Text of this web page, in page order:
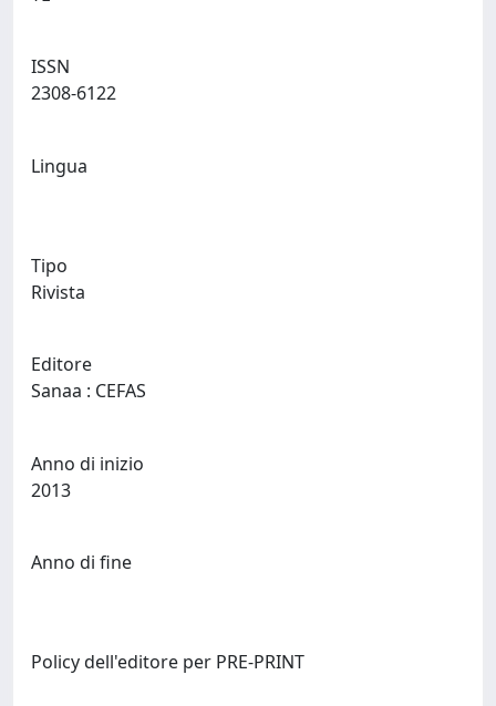
ISSN
Lingua
Tipo
Rivista
Editore
Anno di inizio
Anno di fine
Policy dell'editore per PRE-PRINT